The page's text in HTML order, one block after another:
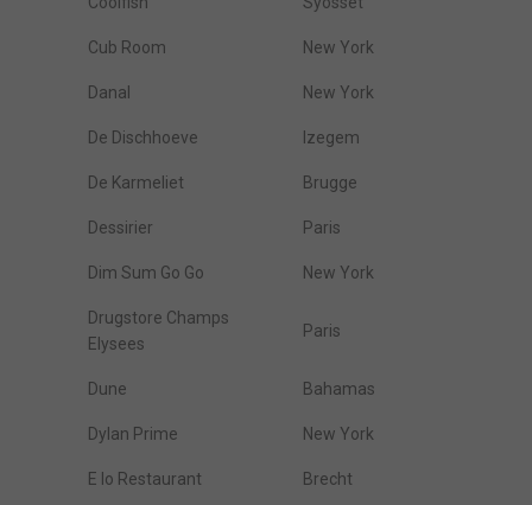
Cub Room New York
Danal New York
De Dischhoeve Izegem
De Karmeliet Brugge
Dessirier Paris
Dim Sum Go Go New York
Drugstore Champs
Elysees
Paris
Dune Bahamas
Dylan Prime New York
E Io Restaurant Brecht